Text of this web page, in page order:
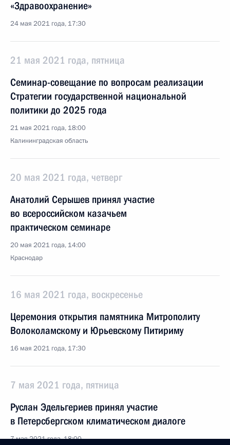
«Здравоохранение»
24 мая 2021 года, 17:30
21 мая 2021 года, пятница
Семинар-совещание по вопросам реализации
Стратегии государственной национальной
политики до 2025 года
21 мая 2021 года, 18:00
Калининградская область
20 мая 2021 года, четверг
Анатолий Серышев принял участие
во всероссийском казачьем
практическом семинаре
20 мая 2021 года, 14:00
Краснодар
16 мая 2021 года, воскресенье
Церемония открытия памятника Митрополиту
Волоколамскому и Юрьевскому Питириму
16 мая 2021 года, 17:30
7 мая 2021 года, пятница
Руслан Эдельгериев принял участие
в Петерсбергском климатическом диалоге
7 мая 2021 года, 18:00